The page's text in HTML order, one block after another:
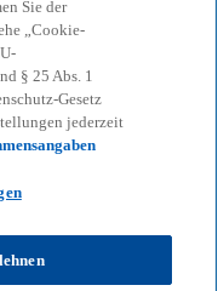
Sie der
„Cookie-
§ 25 Abs. 1
Gesetz
jederzeit